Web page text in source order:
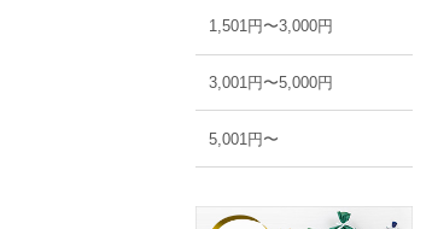
1,501円〜3,000円
3,001円〜5,000円
5,001円〜